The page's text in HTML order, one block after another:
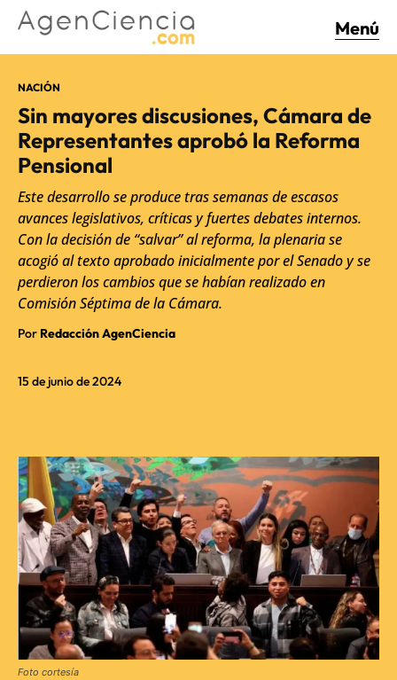
Menú
15 de junio de 2024
NACIÓN
Sin mayores discusiones, Cámara de
Representantes aprobó la Reforma
Pensional
Este desarrollo se produce tras semanas de escasos
avances legislativos, críticas y fuertes debates internos.
Con la decisión de “salvar” al reforma, la plenaria se
acogió al texto aprobado inicialmente por el Senado y se
perdieron los cambios que se habían realizado en
Comisión Séptima de la Cámara.
Por Redacción AgenCiencia
Foto cortesía